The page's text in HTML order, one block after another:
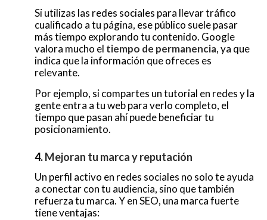
Si utilizas las redes sociales para llevar tráfico
cualificado a tu página, ese público suele pasar
más tiempo explorando tu contenido. Google
valora mucho el tiempo de permanencia, ya que
indica que la información que ofreces es
relevante.
Por ejemplo, si compartes un tutorial en redes y la
gente entra a tu web para verlo completo, el
tiempo que pasan ahí puede beneficiar tu
posicionamiento.
4.Mejoran tu marca y reputación
Un perfil activo en redes sociales no solo te ayuda
a conectar con tu audiencia, sino que también
refuerza tu marca. Y en SEO, una marca fuerte
tiene ventajas: